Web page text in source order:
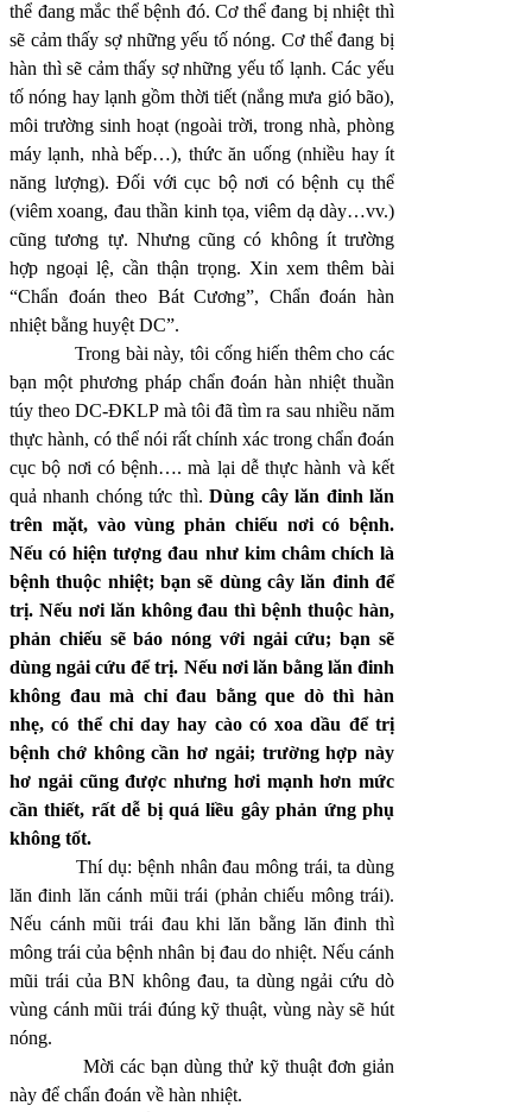
thể đang mắc thể bệnh đó. Cơ thể đang bị nhiệt thì
sẽ cảm thấy sợ những yếu tố nóng. Cơ thể đang bị
hàn thì sẽ cảm thấy sợ những yếu tố lạnh. Các yếu
tố nóng hay lạnh gồm thời tiết (nắng mưa gió bão),
môi trường sinh hoạt (ngoài trời, trong nhà, phòng
máy lạnh, nhà bếp…), thức ăn uống (nhiều hay ít
năng lượng). Đối với cục bộ nơi có bệnh cụ thể
(viêm xoang, đau thần kinh tọa, viêm dạ dày…vv.)
cũng tương tự. Nhưng cũng có không ít trường
hợp ngoại lệ, cần thận trọng. Xin xem thêm bài
“Chẩn đoán theo Bát Cương”, Chẩn đoán hàn
nhiệt bằng huyệt DC”.
Trong bài này, tôi cống hiến thêm cho các
bạn một phương pháp chẩn đoán hàn nhiệt thuần
túy theo DC-ĐKLP mà tôi đã tìm ra sau nhiều năm
thực hành, có thể nói rất chính xác trong chẩn đoán
cục bộ nơi có bệnh…. mà lại dễ thực hành và kết
quả nhanh chóng tức thì.Dùng cây lăn đinh lăn
trên mặt, vào vùng phản chiếu nơi có bệnh.
Nếu có hiện tượng đau như kim châm chích là
bệnh thuộc nhiệt; bạn sẽ dùng cây lăn đinh để
trị. Nếu nơi lăn không đau thì bệnh thuộc hàn,
phản chiếu sẽ báo nóng với ngải cứu; bạn sẽ
dùng ngải cứu để trị. Nếu nơi lăn bằng lăn đinh
không đau mà chỉ đau bằng que dò thì hàn
nhẹ, có thể chỉ day hay cào có xoa dầu để trị
bệnh chớ không cần hơ ngải; trường hợp này
hơ ngải cũng được nhưng hơi mạnh hơn mức
cần thiết, rất dễ bị quá liều gây phản ứng phụ
không tốt.
Thí dụ: bệnh nhân đau mông trái, ta dùng
lăn đinh lăn cánh mũi trái (phản chiếu mông trái).
Nếu cánh mũi trái đau khi lăn bằng lăn đinh thì
mông trái của bệnh nhân bị đau do nhiệt. Nếu cánh
mũi trái của BN không đau, ta dùng ngải cứu dò
vùng cánh mũi trái đúng kỹ thuật, vùng này sẽ hút
nóng.
Mời các bạn dùng thử kỹ thuật đơn giản
này để chẩn đoán về hàn nhiệt.